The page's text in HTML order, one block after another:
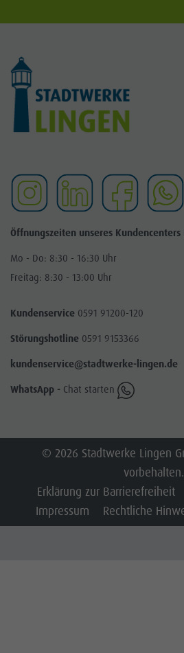
Öffnungszeiten unseres Kundencenters
Mo - Do: 8:30 - 16:30 Uhr
Freitag: 8:30 - 13:00 Uhr
Kundenservice 0591 91200-120
Störungshotline 0591 9153366
kundenservice@stadtwerke-lingen.de
WhatsApp - Chat starten
© 2026 Stadtwerke Lingen
vorbehalten.
Erklärung zur Barrierefreiheit
Impressum
Rechtliche